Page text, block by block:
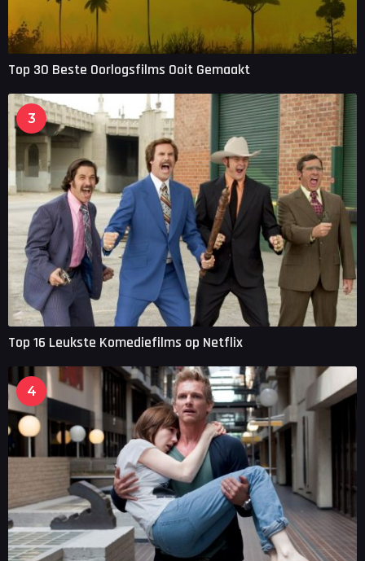
Top 30 Beste Oorlogsfilms Ooit Gemaakt
3
Top 16 Leukste Komediefilms op Netflix
4